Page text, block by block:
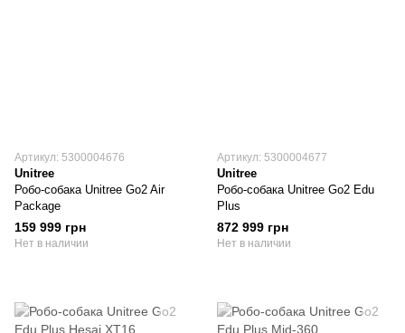
Артикул: 5300004676
Unitree
Робо-собака Unitree Go2 Air
Package
159 999 грн
Нет в наличии
Артикул: 5300004677
Unitree
Робо-собака Unitree Go2 Edu
Plus
872 999 грн
Нет в наличии